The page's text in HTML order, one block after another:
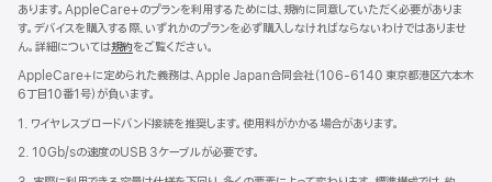
あります。AppleCare+のプランを利用するためには、規約に同意していただく必要がありま
す。デバイスを購入する際、いずれかのプランを必ず購入しなければならないわけではありませ
ん。詳細については規約（新
ウ
イ
ン
ウ
で
をご覧ください。
AppleCare+に定められた義務は、Apple Japan合同会社（106-6140 東京都港区六本木
6丁目10番1号）が負いま す 。
1. ワイヤレスブロードバンド接続を推奨します。使用料がかかる場合があります。
2. 10Gb/sの速度のUSB 3ケーブルが必要です。